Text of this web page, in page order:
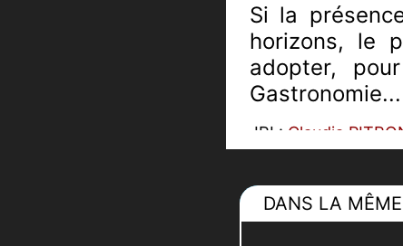
Si la
horizons, le
adopter,
Gastronomie...
JRI : Claudia
DANS LA